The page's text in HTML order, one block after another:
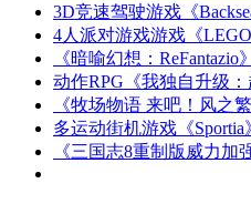
3D竞速驾驶游戏《
4人派对游戏游戏《
《暗喻幻想：
动作RPG《我独自升级
《牧场物语 来吧！风之
多运动街机游戏《
《三国志8重制版威力加